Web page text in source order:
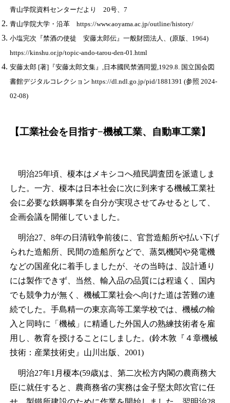
青山学院資料センターだより 20号、7
青山学院大学・沿革 https://www.aoyama.ac.jp/outline/history/
小塩完次『禁酒の使徒 安藤太郎伝』一般財団法人、(原版、1964)
https://kinshu.or.jp/topic-ando-tarou-den-01.html
安藤太郎 [著]『安藤太郎文集』,日本國民禁酒同盟,1929.8. 国立国会図
書館デジタルコレクション https://dl.ndl.go.jp/pid/1881391 (参照 2024-
02-08)
【工業社会を目指す−機械工業、自動車工業】
明治25年頃、榎本はメキシコへ殖民調査団を派遣しま
した。一方、榎本は日本社会に次に到来する機械工業社
会に必要な鉄鋼事業を自分が実現させてみせるとして、
企画会議を開催していました。
明治27、8年の日清戦争前後に、官営造船所や払い下げ
られた造船所、民間の造船所などで、蒸気機関や発電機
などの国産化に着手しましたが、その当時は、設計通り
には製作できず、当然、輸入品の品質には程遠く、国内
でも競争力が無く、機械工業社会へ向けた道は苦難の連
続でした。手島精一の東京高等工業学校では、機械の輸
入と同時に「機械」に精通した外国人の熟練技術者を雇
用し、教育を授けることにしました。(鈴木敦『４章機械
技術：産業技術史』山川出版、2001)
明治27年1月榎本(59歳)は、第二次松方内閣の農商務大
臣に就任すると、農商務省の実務は金子堅太郎次官に任